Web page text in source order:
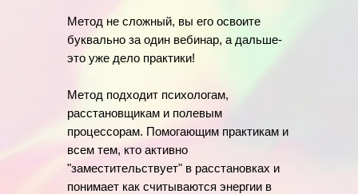
Метод не сложный, вы его освоите
буквально за один вебинар, а дальше-
это уже дело практики!
Метод подходит психологам,
расстановщикам и полевым
процессорам. Помогающим практикам и
всем тем, кто активно
"заместительствует" в расстановках и
понимает как считываются энергии в